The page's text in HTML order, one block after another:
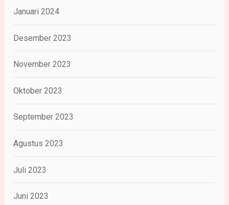
Januari 2024
Desember 2023
November 2023
Oktober 2023
September 2023
Agustus 2023
Juli 2023
Juni 2023